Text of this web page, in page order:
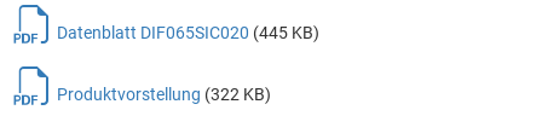
Datenblatt DIF065SIC020 (445 KB)
Produktvorstellung (322 KB)